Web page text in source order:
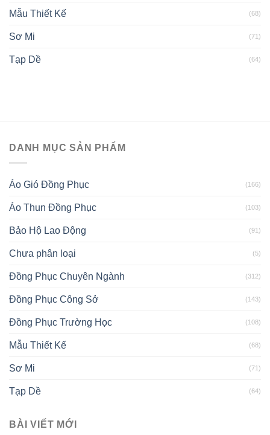
Mẫu Thiết Kế (68)
Sơ Mi (71)
Tạp Dề (64)
DANH MỤC SẢN PHẨM
Áo Gió Đồng Phục (166)
Áo Thun Đồng Phục (103)
Bảo Hộ Lao Động (91)
Chưa phân loại (5)
Đồng Phục Chuyên Ngành (312)
Đồng Phục Công Sở (143)
Đồng Phục Trường Học (108)
Mẫu Thiết Kế (68)
Sơ Mi (71)
Tạp Dề (64)
BÀI VIẾT MỚI